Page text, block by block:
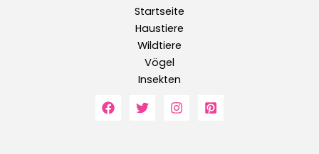
Startseite
Haustiere
Wildtiere
Vögel
Insekten